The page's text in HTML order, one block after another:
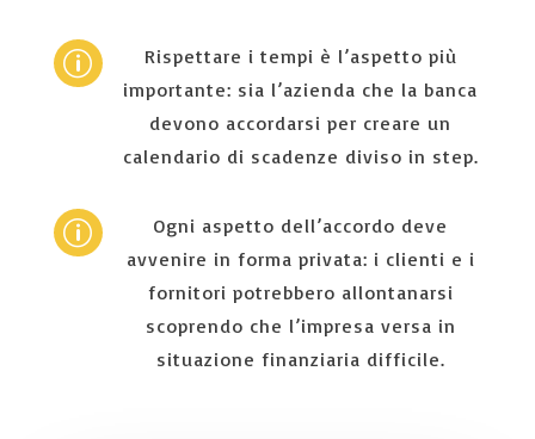
p
Rispettare i tempi è l’aspetto più
importante: sia l’azienda che la banca
devono accordarsi per creare un
calendario di scadenze diviso in step.
p
Ogni aspetto dell’accordo deve
avvenire in forma privata: i clienti e i
fornitori potrebbero allontanarsi
scoprendo che l’impresa versa in
situazione finanziaria difficile.